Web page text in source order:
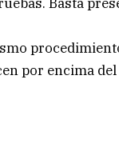
por encima